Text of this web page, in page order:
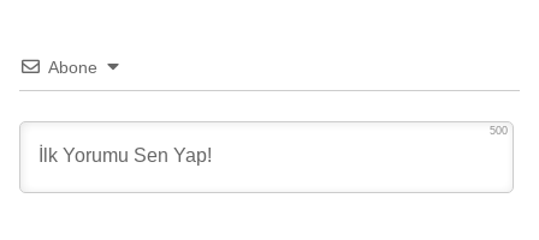
Abone
500